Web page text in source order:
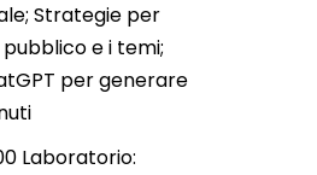
Strategie per
e i temi;
per generare
Laboratorio: